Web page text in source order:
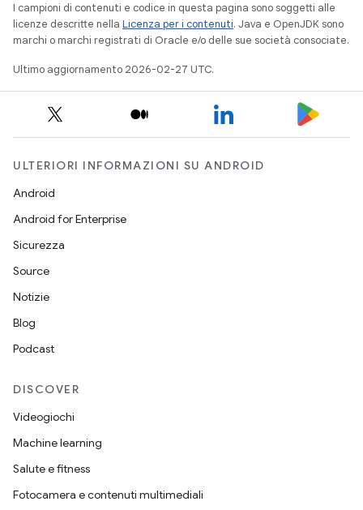
I campioni di contenuti e codice in questa pagina sono soggetti alle
licenze descritte nella Licenza per i contenuti. Java e OpenJDK sono
marchi o marchi registrati di Oracle e/o delle sue società consociate.
Ultimo aggiornamento 2026-02-27 UTC.
ULTERIORI INFORMAZIONI SU ANDROID
Android
Android for Enterprise
Sicurezza
Source
Notizie
Blog
Podcast
DISCOVER
Videogiochi
Machine learning
Salute e fitness
Fotocamera e contenuti multimediali